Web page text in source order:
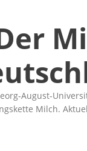
August-
Milch.